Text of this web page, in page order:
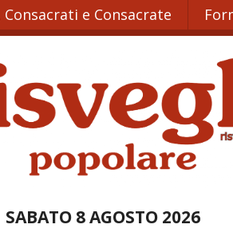
e Consacrate
SABATO 8 AGOSTO 2026